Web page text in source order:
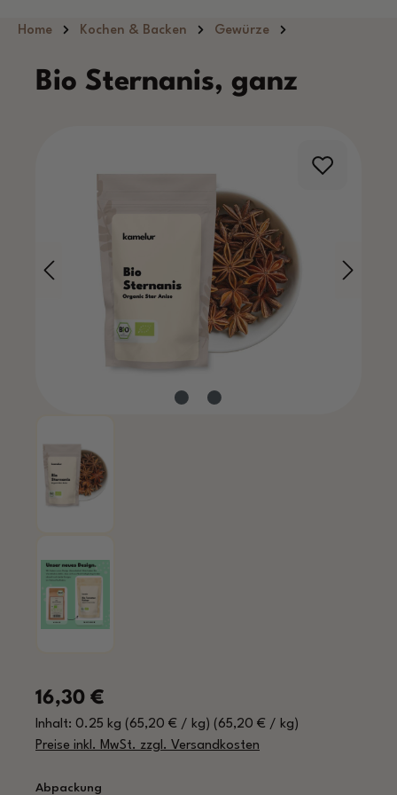
Hauptinhalt springen
Home Kochen & Backen Gewürze
Bio Sternanis, ganz
Regulärer Preis:
16,30 €
Inhalt: 0.25 kg (65,20 € / kg) (65,20 € / kg)
Preise inkl. MwSt. zzgl. Versandkosten
Abpackung